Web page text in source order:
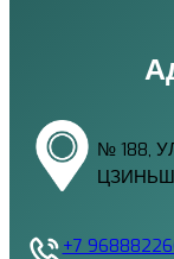
№ 188,
+7